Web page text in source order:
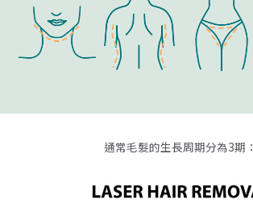
通常毛髮的生長周期分為3期：